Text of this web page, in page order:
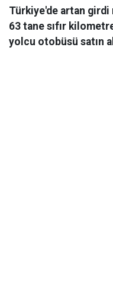
Türkiye'de artan
63 tane sıfır
yolcu otobüsü satın